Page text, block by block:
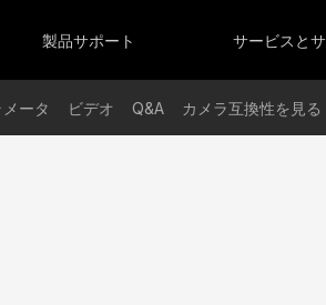
SMOOTH
SMOOTH-Q4
G300
X60RGB/X60
G200
製品サポート サービスと
ータ ビデオ Q&A カメラ互換性を見る